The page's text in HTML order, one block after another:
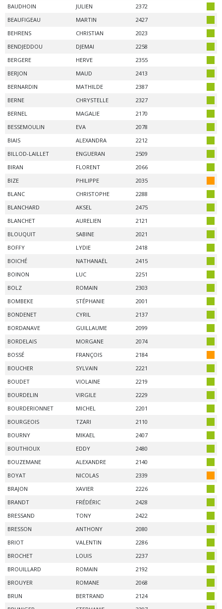
BAUDHOIN
JULIEN
2372
BEAUFIGEAU
MARTIN
2427
BEHRENS
CHRISTIAN
2023
BENDJEDDOU
DJEMAI
2258
BERGERE
HERVE
2355
BERJON
MAUD
2413
BERNARDIN
MATHILDE
2387
BERNE
CHRYSTELLE
2327
BERNEL
MAGALIE
2170
BESSEMOULIN
EVA
2078
BIAIS
ALEXANDRA
2212
BILLOD-LAILLET
ENGUERAN
2509
BIRAN
FLORENT
2066
BIZE
PHILIPPE
2035
BLANC
CHRISTOPHE
2288
BLANCHARD
AKSEL
2475
BLANCHET
AURELIEN
2121
BLOUQUIT
SABINE
2021
BOFFY
LYDIE
2418
BOICHÉ
NATHANAËL
2415
BOINON
LUC
2251
BOLZ
ROMAIN
2303
BOMBEKE
STÉPHANIE
2001
BONDENET
CYRIL
2137
BORDANAVE
GUILLAUME
2099
BORDELAIS
MORGANE
2074
BOSSÉ
FRANÇOIS
2184
BOUCHER
SYLVAIN
2221
BOUDET
VIOLAINE
2219
BOURDELIN
VIRGILE
2229
BOURDERIONNET
MICHEL
2201
BOURGEOIS
TZARI
2110
BOURNY
MIKAEL
2407
BOUTHIOUX
EDDY
2480
BOUZEMANE
ALEXANDRE
2140
BOYAT
NICOLAS
2339
BRAJON
XAVIER
2226
BRANDT
FRÉDÉRIC
2428
BRESSAND
TONY
2422
BRESSON
ANTHONY
2080
BRIOT
VALENTIN
2286
BROCHET
LOUIS
2237
BROUILLARD
ROMAIN
2192
BROUYER
ROMANE
2068
BRUN
BERTRAND
2124